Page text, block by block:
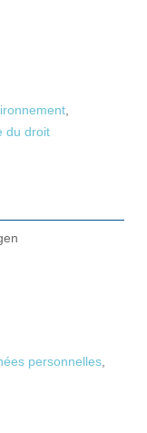
,
du droit
personnelles,